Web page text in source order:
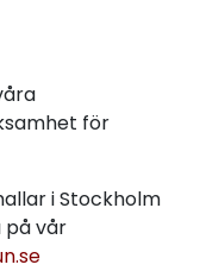
för
i Stockholm
på vår